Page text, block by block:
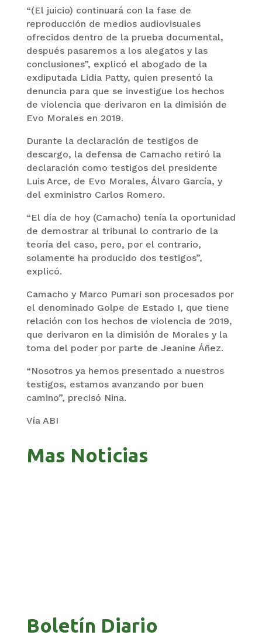
“(El juicio) continuará con la fase de
reproducción de medios audiovisuales
ofrecidos dentro de la prueba documental,
después pasaremos a los alegatos y las
conclusiones”, explicó el abogado de la
exdiputada Lidia Patty, quien presentó la
denuncia para que se investigue los hechos
de violencia que derivaron en la dimisión de
Evo Morales en 2019.
Durante la declaración de testigos de
descargo, la defensa de Camacho retiró la
declaración como testigos del presidente
Luis Arce, de Evo Morales, Álvaro García, y
del exministro Carlos Romero.
“El día de hoy (Camacho) tenía la oportunidad
de demostrar al tribunal lo contrario de la
teoría del caso, pero, por el contrario,
solamente ha producido dos testigos”,
explicó.
Camacho y Marco Pumari son procesados por
el denominado Golpe de Estado I, que tiene
relación con los hechos de violencia de 2019,
que derivaron en la dimisión de Morales y la
toma del poder por parte de Jeanine Áñez.
“Nosotros ya hemos presentado a nuestros
testigos, estamos avanzando por buen
camino”, precisó Nina.
Vía ABI
Mas Noticias
Boletín Diario